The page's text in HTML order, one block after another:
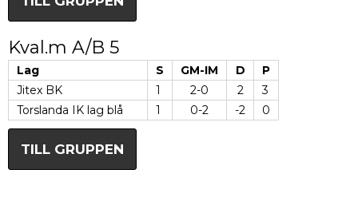
Kval.m A/B 5
Lag S GM-IM D
P
Jitex BK
1 2-0 2
3
Torslanda IK lag blå
1 0-2 -2 0
TILL GRUPPEN